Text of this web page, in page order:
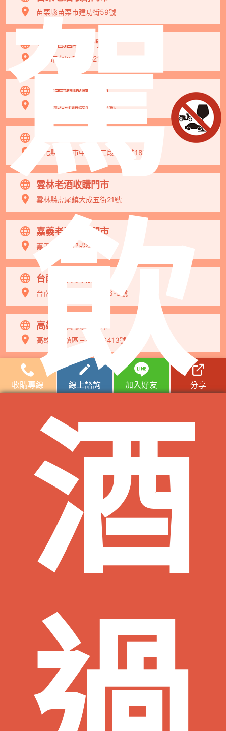
苗栗縣苗栗市建功街59號
台中老酒收購門市
台中市北區五權路219號
彰化老酒收購門市
彰化縣北斗鎮民權路73號
彰化縣彰化市中正路二段560巷18號
雲林老酒收購門市
雲林縣虎尾鎮大成五街21號
嘉義老酒收購門市
嘉義市西區建成街62號
台南老酒收購門市
台南市永康區中華路676-3號
高雄老酒收購門市
高雄市前鎮區三多二路413號
花蓮老酒收購
宜蘭老酒收購
台東老酒收購
屏東老酒收購
高麗人蔘/中藥材收購 金門高粱酒收購|龍銀古幣收購
中心
老酒仙洋酒收購中心
花蓮收購專線：
0921813381易經理
服務範圍：花蓮縣花蓮市老酒收購、花蓮縣新城鄉老酒收購、花蓮縣秀林鄉老酒
收購、花蓮縣吉安鄉老酒收購、花蓮縣壽豐鄉老酒收購、花蓮縣鳳林鎮老酒收
購、花蓮縣光復鄉老酒收購、花蓮縣豐濱鄉老酒收購、花蓮縣瑞穗鄉老酒收購、
花蓮縣萬榮鄉老酒收購、花蓮縣玉里鎮老酒收購、花蓮縣卓溪鄉老酒收購、花蓮
收購專線 線上諮詢 加入好友 分享
駕
飲
酒